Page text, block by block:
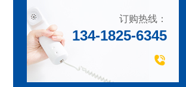
订购热线：
134-1825-6345